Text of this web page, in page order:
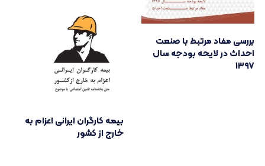
بررسی مفاد مرتبط با صنعت
احداث در لایحه بودجه سال
۱۳۹۷
بیمه کارگران ایرانی اعزام به
خارج از کشور